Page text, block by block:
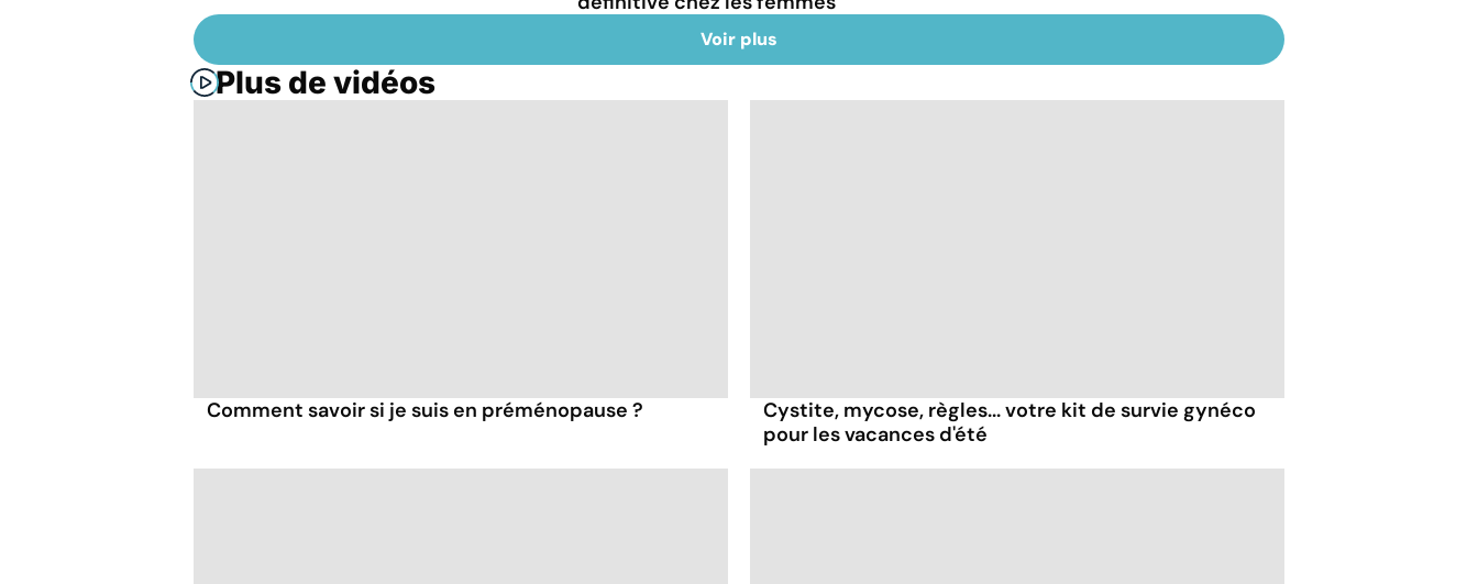
Voir plus
Plus de vidéos
Comment savoir si je suis en préménopause ?
Cystite, mycose, règles... votre kit de survie gynéco
pour les vacances d'été